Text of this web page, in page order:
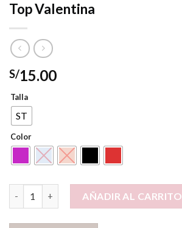
Top Valentina
S/15.00
Talla
ST
Color
Top Valentina cantidadAÑADIR AL CARRITO